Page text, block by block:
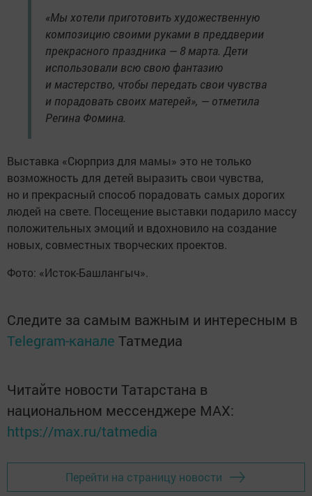
«Мы хотели приготовить художественную
композицию своими руками в преддверии
прекрасного праздника — 8 марта. Дети
использовали всю свою фантазию
и мастерство, чтобы передать свои чувства
и порадовать своих матерей», — отметила
Регина Фомина.
Выставка «Сюрприз для мамы» это не только
возможность для детей выразить свои чувства,
но и прекрасный способ порадовать самых дорогих
людей на свете. Посещение выставки подарило массу
положительных эмоций и вдохновило на создание
новых, совместных творческих проектов.
Фото: «Исток-Башлангыч».
Следите за самым важным и интересным в
Telegram-канале Татмедиа
Читайте новости Татарстана в
национальном мессенджере MАХ:
https://max.ru/tatmedia
Перейти на страницу новости